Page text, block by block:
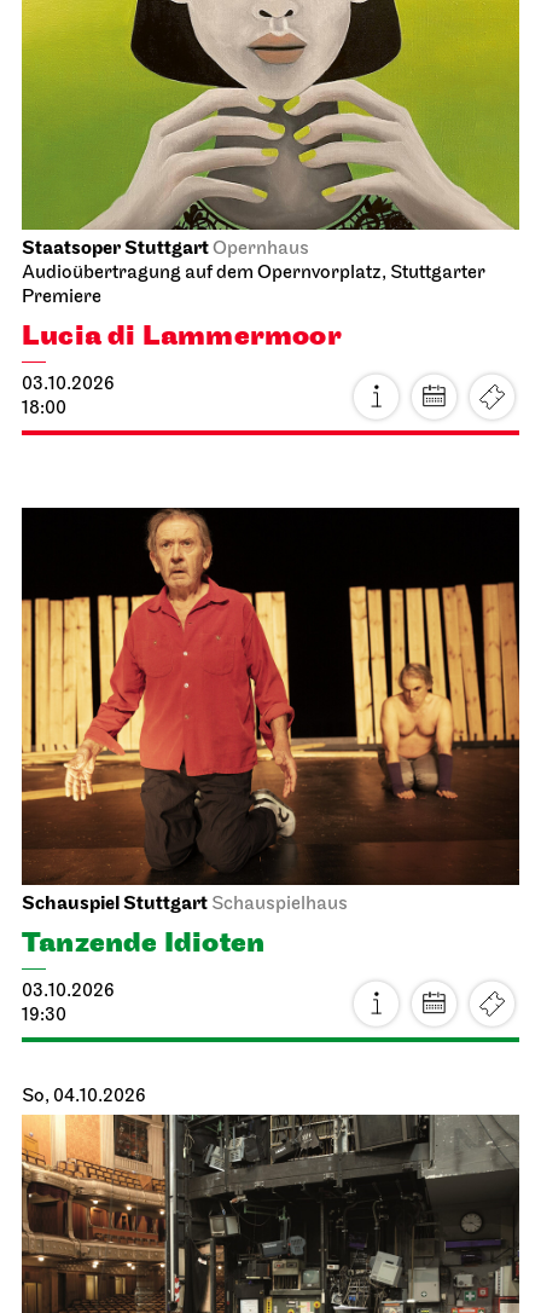
Staatsoper StuttgartOpernhaus
Audioübertragung auf dem Opernvorplatz, Stuttgarter
Premiere
Lucia di Lammermoor
03.10.2026
18:00
Schauspiel Stuttgart Schauspielhaus
Tanzende Idioten
03.10.2026
19:30
So, 04.10.2026